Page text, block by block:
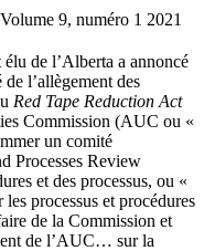
9, numéro 1 2021
de l’Alberta a annoncé
l’allègement des
Red Tape Reduction Act
Commission (AUC ou «
un comité
Processes Review
et des processus, ou «
processus et procédures
de la Commission et
de l’AUC… sur la